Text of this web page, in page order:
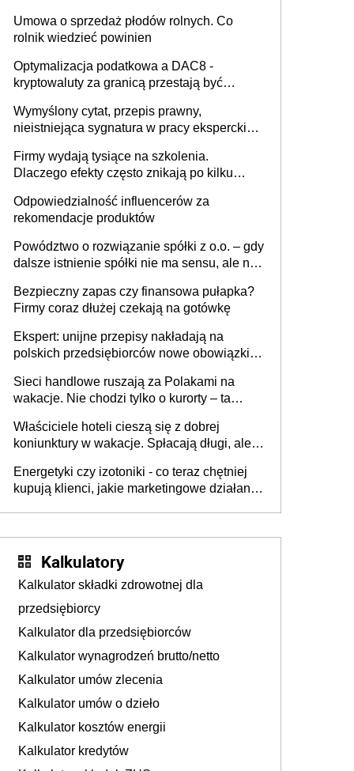
Umowa o sprzedaż płodów rolnych. Co
rolnik wiedzieć powinien
Optymalizacja podatkowa a DAC8 -
kryptowaluty za granicą przestają być
Wymyślony cytat, przepis prawny,
nieistniejąca sygnatura w pracy eksperckiej -
firmie
Firmy wydają tysiące na szkolenia.
Dlaczego efekty często znikają po kilku
Odpowiedzialność influencerów za
rekomendacje produktów
Powództwo o rozwiązanie spółki z o.o. – gdy
dalsze istnienie spółki nie ma sensu, ale nie
Bezpieczny zapas czy finansowa pułapka?
Firmy coraz dłużej czekają na gotówkę
Ekspert: unijne przepisy nakładają na
polskich przedsiębiorców nowe obowiązki w
Sieci handlowe ruszają za Polakami na
wakacje. Nie chodzi tylko o kurorty – ta
tam, gdzie wielu spędzi urlop po cichu
Właściciele hoteli cieszą się z dobrej
koniunktury w wakacje. Spłacają długi, ale
Energetyki czy izotoniki - co teraz chętniej
kupują klienci, jakie marketingowe działania
Kalkulatory
Kalkulator składki zdrowotnej dla
przedsiębiorcy
Kalkulator dla przedsiębiorców
Kalkulator wynagrodzeń brutto/netto
Kalkulator umów zlecenia
Kalkulator umów o dzieło
Kalkulator kosztów energii
Kalkulator kredytów